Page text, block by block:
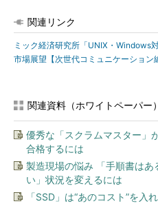
関連リンク
ミック経済研究所「UNIX・Windows
市場展望【次世代コミュニケーション
関連資料（ホワイトペーパー）
優秀な「スクラムマスター」
合格するには
製造現場の悩み 「手順書は
い」状況を変えるには
「SSD」は“あのコスト”を入